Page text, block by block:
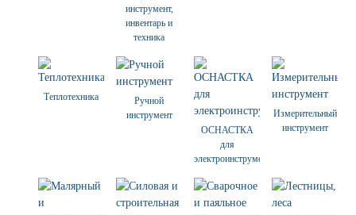
инструмент,
инвентарь и
техника
Теплотехника
Ручной
инструмент
ОСНАСТКА
для
электроинструмента
Измерительный
инструмент